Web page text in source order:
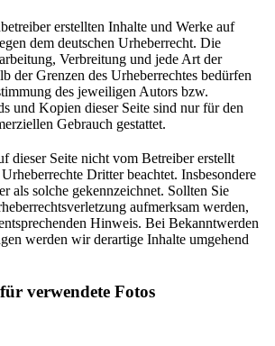
erstellten Inhalte und Werke auf
dem deutschen Urheberrecht. Die
Verbreitung und jede Art der
der Grenzen des Urheberrechtes bedürfen
des jeweiligen Autors bzw.
und Kopien dieser Seite sind nur für den
Gebrauch gestattet.
dieser Seite nicht vom Betreiber erstellt
Dritter beachtet. Insbesondere
als solche gekennzeichnet. Sollten Sie
aufmerksam werden,
Hinweis. Bei Bekanntwerden
werden wir derartige Inhalte umgehend
verwendete Fotos